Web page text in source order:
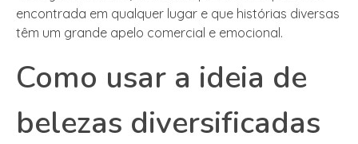
encontrada em qualquer lugar e que histórias diversas
têm um grande apelo comercial e emocional.
Como usar a ideia de
belezas diversificadas